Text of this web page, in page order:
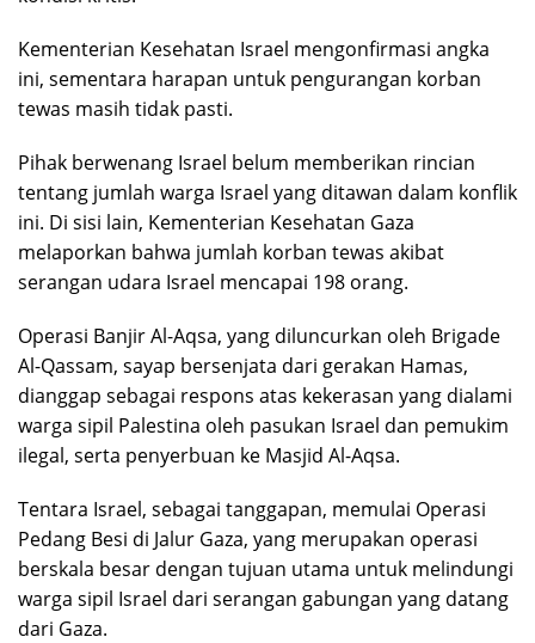
Kementerian Kesehatan Israel mengonfirmasi angka
ini, sementara harapan untuk pengurangan korban
tewas masih tidak pasti.
Pihak berwenang Israel belum memberikan rincian
tentang jumlah warga Israel yang ditawan dalam konflik
ini. Di sisi lain, Kementerian Kesehatan Gaza
melaporkan bahwa jumlah korban tewas akibat
serangan udara Israel mencapai 198 orang.
Operasi Banjir Al-Aqsa, yang diluncurkan oleh Brigade
Al-Qassam, sayap bersenjata dari gerakan Hamas,
dianggap sebagai respons atas kekerasan yang dialami
warga sipil Palestina oleh pasukan Israel dan pemukim
ilegal, serta penyerbuan ke Masjid Al-Aqsa.
Tentara Israel, sebagai tanggapan, memulai Operasi
Pedang Besi di Jalur Gaza, yang merupakan operasi
berskala besar dengan tujuan utama untuk melindungi
warga sipil Israel dari serangan gabungan yang datang
dari Gaza.